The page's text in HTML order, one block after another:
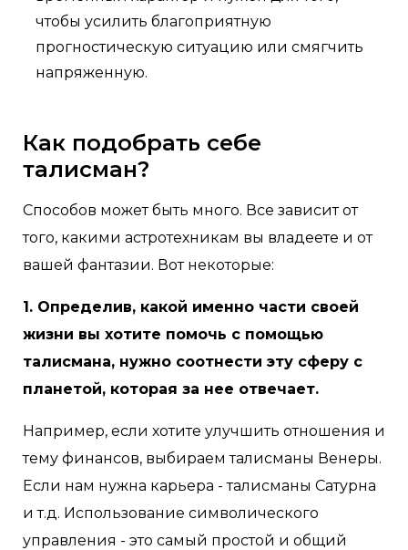
чтобы усилить благоприятную
прогностическую ситуацию или смягчить
напряженную.
Как подобрать себе
талисман?
Способов может быть много. Все зависит от
того, какими астротехникам вы владеете и от
вашей фантазии. Вот некоторые:
1. Определив, какой именно части своей
жизни вы хотите помочь с помощью
талисмана, нужно соотнести эту сферу с
планетой, которая за нее отвечает.
Например, если хотите улучшить отношения и
тему финансов, выбираем талисманы Венеры.
Если нам нужна карьера - талисманы Сатурна
и т.д. Использование символического
управления - это самый простой и общий